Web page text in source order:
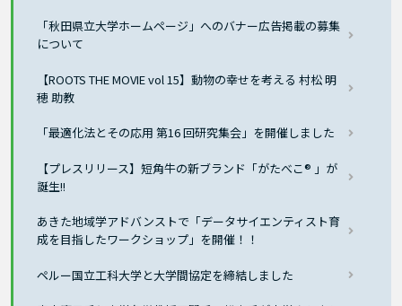
「秋田県立大学ホームページ」へのバナー広告掲載の募集
について
【ROOTS THE MOVIE vol 15】動物の幸せを考える 村松 明
穂 助教
「最適化法とその応用 第16 回研究集会」を開催しました
【プレスリリース】短角牛の新ブランド「がたべこ® 」が
誕生!!
あきた地域学アドバンストで「データサイエンティスト育
成を目指したワークショップ」を開催！！
ペルー国立工科大学と大学間協定を締結しました